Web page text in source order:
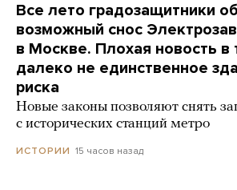
Все лето градозащитники
возможный снос
в Москве. Плохая новость в
далеко не единственное
риска
Новые законы позволяют снять
с исторических станций метро
ИСТОРИИ 15 часов назад